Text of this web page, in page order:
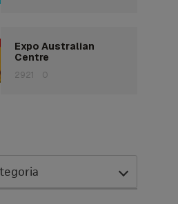
Expo Australian
Centre
2921 0